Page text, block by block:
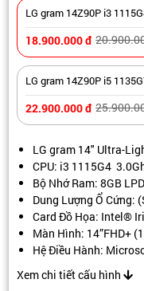
18.900.000đ
22.900.000đ
LG gram 14" Ultra-
CPU: i3 1115G4
Bộ Nhớ Ram: 8GB
Dung Lượng Ổ Cứng:
Card Đồ Họa: Intel®
Màn Hình: 14”FHD+
Hệ Điều Hành:
Xem chi tiết cấu hình